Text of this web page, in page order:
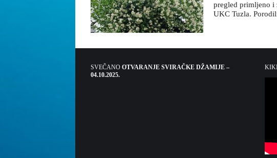
pregled primljeno i
UKC Tuzla.
SVEČANO OTVARANJE SVIRAČKE DŽAMIJE –
04.10.2025.